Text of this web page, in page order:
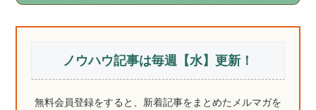
ノウハウ記事は毎週【水】更新！
無料会員登録をすると、新着記事をまとめたメルマガを